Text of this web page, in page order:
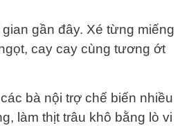
gần đây. Xé từng miếng
cay cay cùng tương ớt
bà nội trợ chế biến nhiều
làm thịt trâu khô bằng lò vi